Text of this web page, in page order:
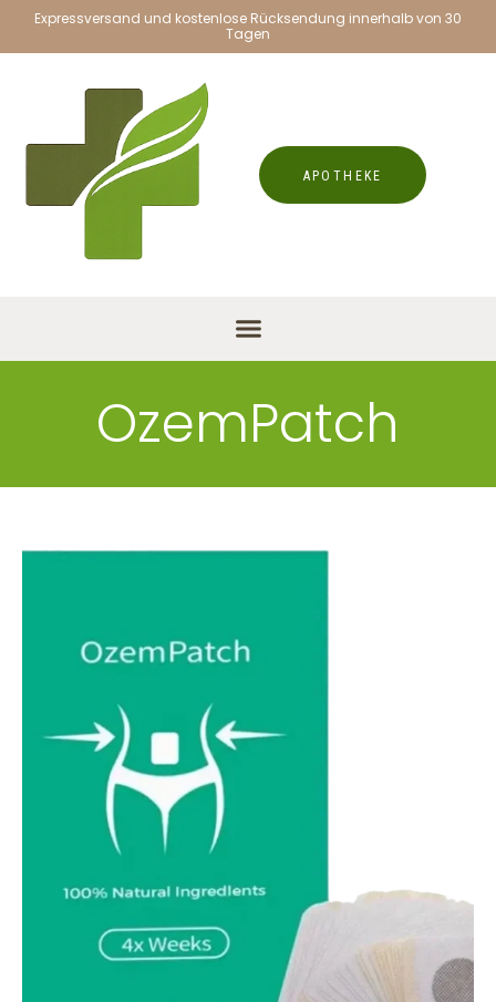
Expressversand und kostenlose Rücksendung innerhalb von 30
Tagen
APOTHEKE
OzemPatch